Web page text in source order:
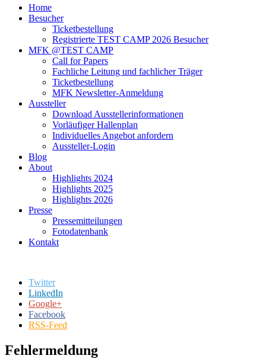
Home
Besucher
Ticketbestellung
Registrierte TEST CAMP 2026 Besucher
MFK @TEST CAMP
Call for Papers
Fachliche Leitung und fachlicher Träger
Ticketbestellung
MFK Newsletter-Anmeldung
Aussteller
Download Ausstellerinformationen
Vorläufiger Hallenplan
Individuelles Angebot anfordern
Aussteller-Login
Blog
About
Highlights 2024
Highlights 2025
Highlights 2026
Presse
Pressemitteilungen
Fotodatenbank
Kontakt
Twitter
LinkedIn
Google+
Facebook
RSS-Feed
Fehlermeldung